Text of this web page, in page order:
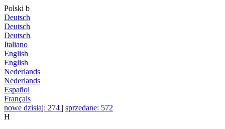
Polski b
Deutsch
Deutsch
Deutsch
Italiano
English
English
Nederlands
Nederlands
Español
Français
nowe dzisiaj: 274 | sprzedane: 572
H